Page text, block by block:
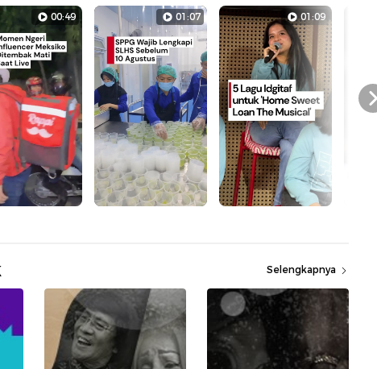
00:49 01:07 01:09
Selengkapnya